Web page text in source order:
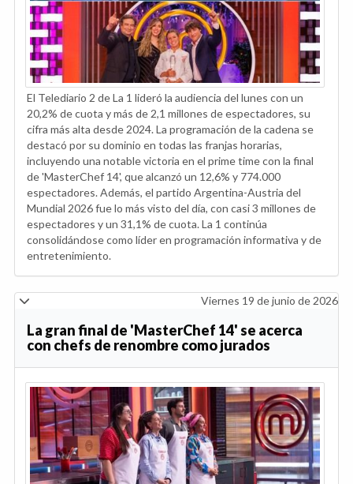
El Telediario 2 de La 1 lideró la audiencia del lunes con un
20,2% de cuota y más de 2,1 millones de espectadores, su
cifra más alta desde 2024. La programación de la cadena se
destacó por su dominio en todas las franjas horarias,
incluyendo una notable victoria en el prime time con la final
de 'MasterChef 14', que alcanzó un 12,6% y 774.000
espectadores. Además, el partido Argentina-Austria del
Mundial 2026 fue lo más visto del día, con casi 3 millones de
espectadores y un 31,1% de cuota. La 1 continúa
consolidándose como líder en programación informativa y de
entretenimiento.
Viernes 19 de junio de 2026
La gran final de 'MasterChef 14' se acerca
con chefs de renombre como jurados